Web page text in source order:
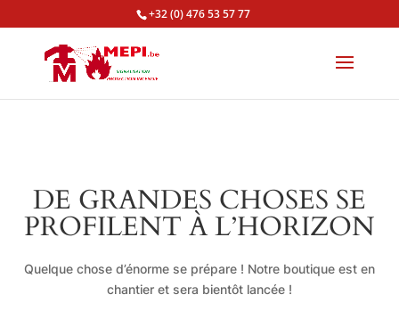
+32 (0) 476 53 57 77
DE GRANDES CHOSES SE
PROFILENT À L’HORIZON
Quelque chose d’énorme se prépare ! Notre boutique est en
chantier et sera bientôt lancée !